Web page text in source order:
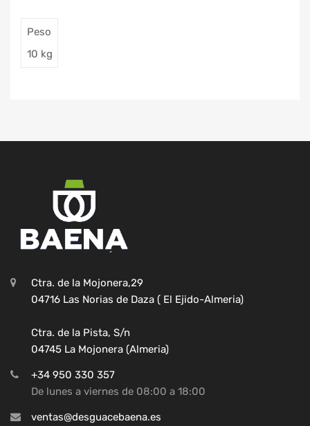
Peso
10 kg
Ctra. de la Mojonera,29
04716 Las Norias de Daza ( El Ejido-Almeria)
Ctra. de la Pista, S/n
04745 La Mojonera (Almeria)
+34 950 330 357
De lunes a viernes de 08:00 a 18:00
ventas@desguacebaena.es